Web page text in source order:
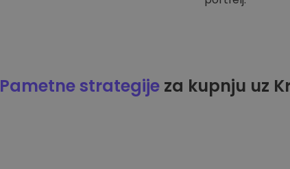
Pametne strategije za kupnju uz